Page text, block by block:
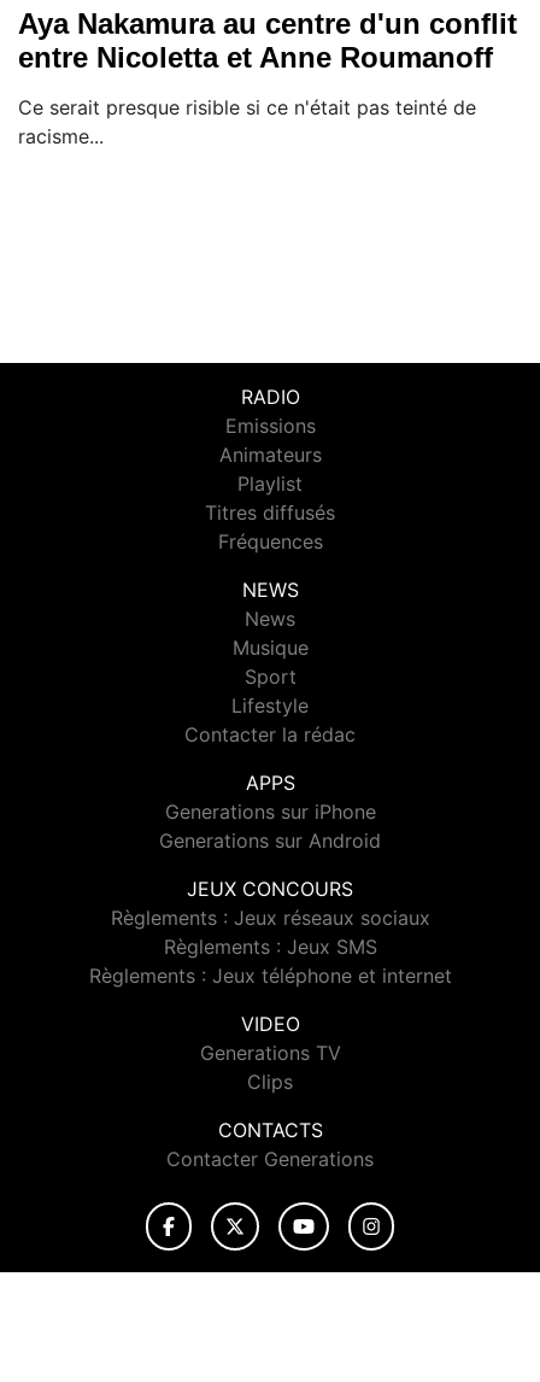
Aya Nakamura au centre d'un conflit
entre Nicoletta et Anne Roumanoff
Ce serait presque risible si ce n'était pas teinté de
racisme...
RADIO
Emissions
Animateurs
Playlist
Titres diffusés
Fréquences
NEWS
News
Musique
Sport
Lifestyle
Contacter la rédac
APPS
Generations sur iPhone
Generations sur Android
JEUX CONCOURS
Règlements : Jeux réseaux sociaux
Règlements : Jeux SMS
Règlements : Jeux téléphone et internet
VIDEO
Generations TV
Clips
CONTACTS
Contacter Generations